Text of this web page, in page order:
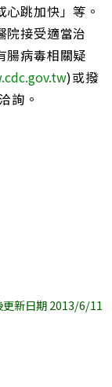
跳加快」等。
院接受適當治
腸病毒相關疑
)或撥
詢。
更新日期 2013/6/11